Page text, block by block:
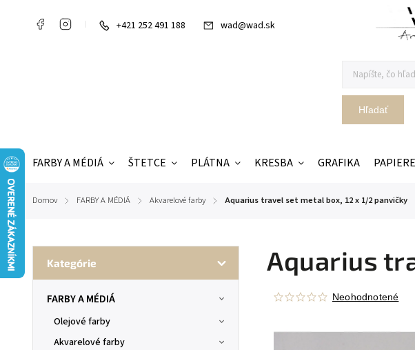
+421 252 491 188 wad@wad.sk
Hľadať
FARBY A MÉDIÁ ŠTETCE PLÁTNA KRESBA GRAFIKA
Domov / FARBY A MÉDIÁ / Akvarelové farby / Aquarius travel set metal box, 12 x 1/2 panvičky
Kategórie
FARBY A MÉDIÁ
Olejové farby
Akvarelové farby
Aquarius
Neohodnotené